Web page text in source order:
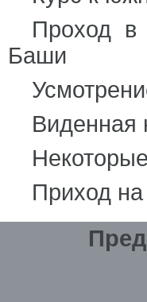
Проход в
Баши
Виденная
Приход